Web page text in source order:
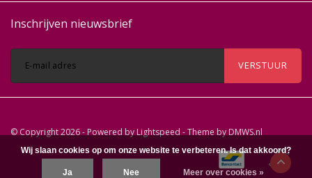
Inschrijven nieuwsbrief
VERSTUUR
© Copyright 2026 - Powered by Lightspeed - Theme by DMWS.nl
Wij slaan cookies op om onze website te verbeteren. Is dat akkoord?
Ja Nee Meer over cookies »